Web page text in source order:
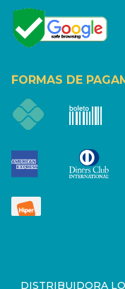
FORMAS DE
DISTRIBUIDORA